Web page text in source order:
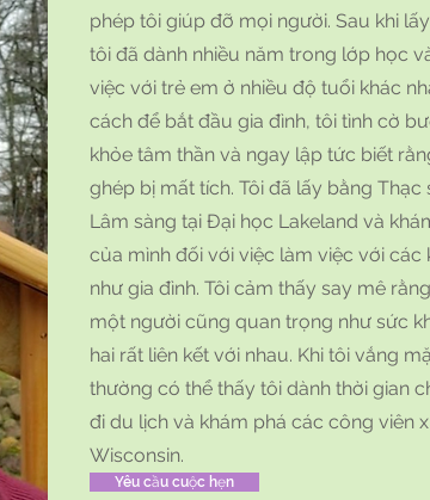
phép tôi giúp đỡ mọi người. Sau khi
tôi đã dành nhiều năm trong lớp học
việc với trẻ em ở nhiều độ tuổi khác
cách để bắt đầu gia đình, tôi tình cờ
khỏe tâm thần và ngay lập tức biết
ghép bị mất tích. Tôi đã lấy bằng Thạc
Lâm sàng tại Đại học Lakeland và
của mình đối với việc làm việc với các
như gia đình. Tôi cảm thấy say mê
một người cũng quan trọng như sức
hai rất liên kết với nhau. Khi tôi vắng
thường có thể thấy tôi dành thời gian
đi du lịch và khám phá các công viên
Wisconsin.
Yêu cầu cuộc hẹn